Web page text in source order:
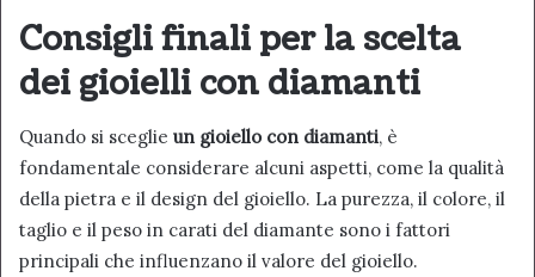
Consigli finali per la scelta
dei gioielli con diamanti
Quando si sceglie un gioiello con diamanti, è
fondamentale considerare alcuni aspetti, come la qualità
della pietra e il design del gioiello. La purezza, il colore, il
taglio e il peso in carati del diamante sono i fattori
principali che influenzano il valore del gioiello.